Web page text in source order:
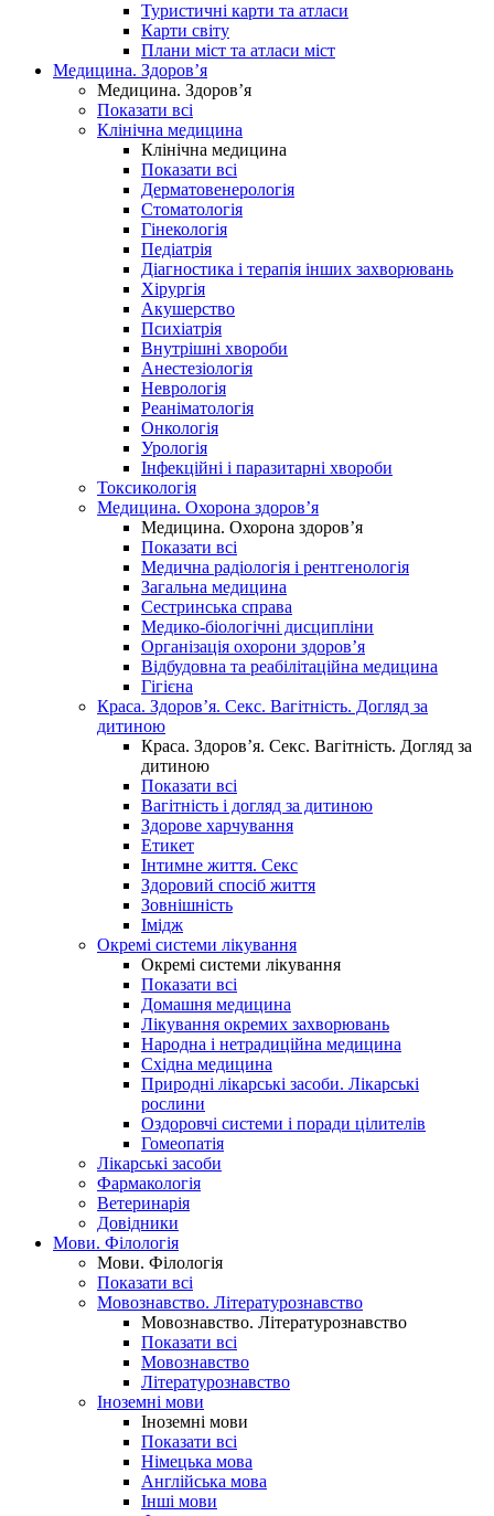
Туристичні карти та атласи
Карти світу
Плани міст та атласи міст
Медицина. Здоров’я
Медицина. Здоров’я
Показати всі
Клінічна медицина
Клінічна медицина
Показати всі
Дерматовенерологія
Стоматологія
Гінекологія
Педіатрія
Діагностика і терапія інших захворювань
Хірургія
Акушерство
Психіатрія
Внутрішні хвороби
Анестезіологія
Неврологія
Реаніматологія
Онкологія
Урологія
Інфекційні і паразитарні хвороби
Токсикологія
Медицина. Охорона здоров’я
Медицина. Охорона здоров’я
Показати всі
Медична радіологія і рентгенологія
Загальна медицина
Сестринська справа
Медико-біологічні дисципліни
Організація охорони здоров’я
Відбудовна та реабілітаційна медицина
Гігієна
Краса. Здоров’я. Секс. Вагітність. Догляд за
дитиною
Краса. Здоров’я. Секс. Вагітність. Догляд за
дитиною
Показати всі
Вагітність і догляд за дитиною
Здорове харчування
Етикет
Інтимне життя. Секс
Здоровий спосіб життя
Зовнішність
Імідж
Окремі системи лікування
Окремі системи лікування
Показати всі
Домашня медицина
Лікування окремих захворювань
Народна і нетрадиційна медицина
Східна медицина
Природні лікарські засоби. Лікарські
рослини
Оздоровчі системи і поради цілителів
Гомеопатія
Лікарські засоби
Фармакологія
Ветеринарія
Довідники
Мови. Філологія
Мови. Філологія
Показати всі
Мовознавство. Літературознавство
Мовознавство. Літературознавство
Показати всі
Мовознавство
Літературознавство
Іноземні мови
Іноземні мови
Показати всі
Німецька мова
Англійська мова
Інші мови